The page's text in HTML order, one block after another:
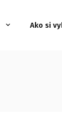
Ako si